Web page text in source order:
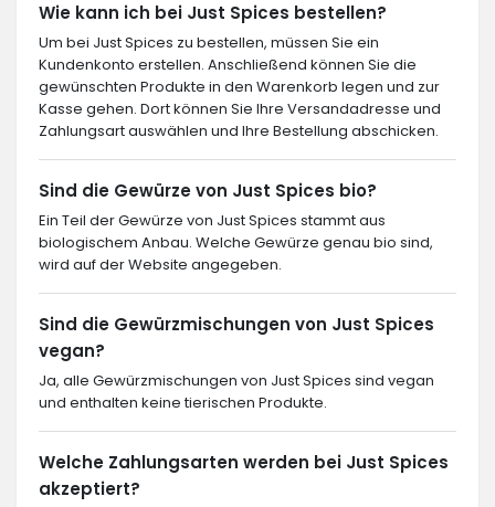
Wie kann ich bei Just Spices bestellen?
Um bei Just Spices zu bestellen, müssen Sie ein
Kundenkonto erstellen. Anschließend können Sie die
gewünschten Produkte in den Warenkorb legen und zur
Kasse gehen. Dort können Sie Ihre Versandadresse und
Zahlungsart auswählen und Ihre Bestellung abschicken.
Sind die Gewürze von Just Spices bio?
Ein Teil der Gewürze von Just Spices stammt aus
biologischem Anbau. Welche Gewürze genau bio sind,
wird auf der Website angegeben.
Sind die Gewürzmischungen von Just Spices
vegan?
Ja, alle Gewürzmischungen von Just Spices sind vegan
und enthalten keine tierischen Produkte.
Welche Zahlungsarten werden bei Just Spices
akzeptiert?